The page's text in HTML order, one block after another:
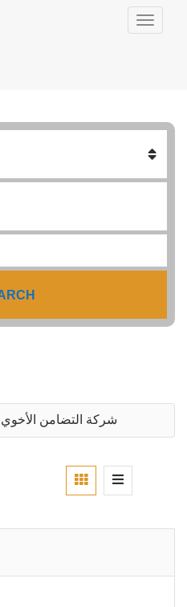
شركة التضامن